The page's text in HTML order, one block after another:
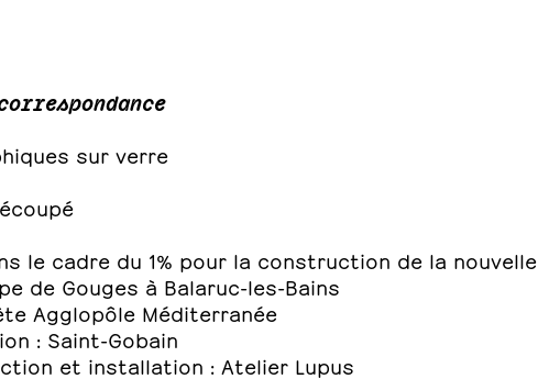
sur verre
le cadre du 1% pour la construction de la nouvelle
de Gouges à Balaruc-les-Bains
Agglopôle Méditerranée
: Saint-Gobain
et installation : Atelier Lupus